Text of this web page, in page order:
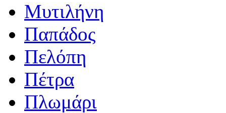
Μυτιλήνη
Παπάδος
Πελόπη
Πέτρα
Πλωμάρι